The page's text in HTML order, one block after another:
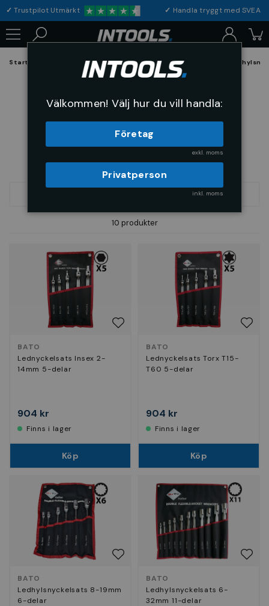
✓Trustpilot Utmärkt ✓ Handla tryggt med
Startsida Verktyg & Maskiner Handverktyg
SORTERA
10 produkter
BATO
Lednyckelsats Insex 2-
14mm 5-delar
904 kr
Finns i lager
Köp
BATO
Lednyckelsats Torx T15-
T60 5-delar
904 kr
Finns i lager
Köp
BATO
Ledhylsnyckelsats 8-19mm
6-delar
BATO
Ledhylsnyckelsats 6-
32mm 11-delar
Välkommen! Välj hur du vill handla:
Företag
exkl. moms
Privatperson
inkl. moms